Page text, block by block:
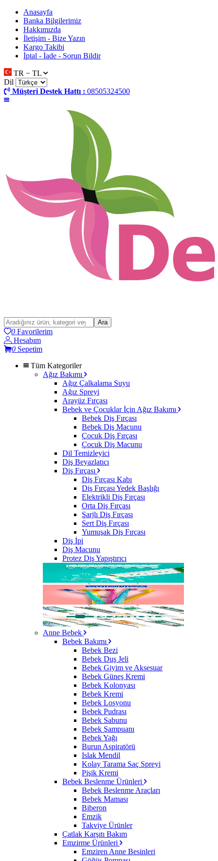
Anasayfa
Banka Bilgilerimiz
Hakkımızda
İletişim - Bize Yazın
Kargo Takibi
İptal - İade - Sorun Bildir
TR − TL
Dil
Müşteri Destek Hattı : 08505324500
Ara
0 Favorilerim
Hesabım
0 Sepetim
Tüm Kategoriler
Ağız Bakımı
Ağız Çalkalama Suyu
Ağız Spreyi
Arayüz Fırçası
Bebek ve Çocuklar İçin Ağız Bakımı
Bebek Diş Fırçası
Bebek Diş Macunu
Çocuk Diş Fırçası
Çocuk Diş Macunu
Dil Temizleyici
Diş Beyazlatıcı
Diş Fırçası
Diş Fırçası Kabı
Diş Fırçası Yedek Başlığı
Elektrikli Diş Fırçası
Orta Diş Fırçası
Şarjlı Diş Fırçası
Sert Diş Fırçası
Yumuşak Diş Fırçası
Diş İpi
Diş Macunu
Protez Diş Yapıştırıcı
Anne Bebek
Bebek Bakımı
Bebek Bezi
Bebek Duş Jeli
Bebek Giyim ve Aksesuar
Bebek Güneş Kremi
Bebek Kolonyası
Bebek Kremi
Bebek Losyonu
Bebek Pudrası
Bebek Sabunu
Bebek Şampuanı
Bebek Yağı
Burun Aspiratörü
Islak Mendil
Kolay Tarama Saç Spreyi
Pişik Kremi
Bebek Beslenme Ürünleri
Bebek Beslenme Araçları
Bebek Maması
Biberon
Emzik
Takviye Ürünler
Çatlak Karşıtı Bakım
Emzirme Ürünleri
Emziren Anne Besinleri